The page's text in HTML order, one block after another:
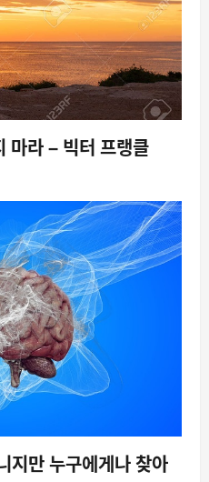
마라 – 빅터 프랭클
지만 누구에게나 찾아